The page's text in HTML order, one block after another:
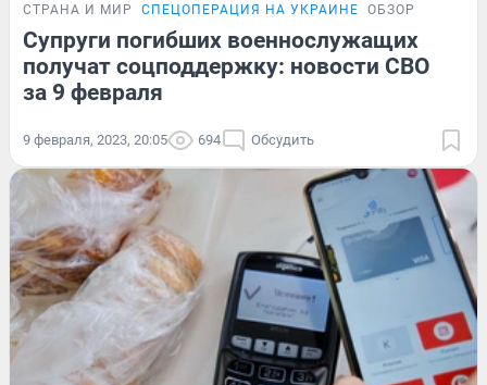
СТРАНА И МИР СПЕЦОПЕРАЦИЯ НА УКРАИНЕ ОБЗОР
Супруги погибших военнослужащих
получат соцподдержку: новости СВО
за 9 февраля
9 февраля, 2023, 20:05 694 Обсудить